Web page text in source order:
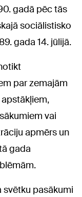
gadā pēc tās
sociālistisko
gada 14. jūlijā.
par zemajām
vai
apmērs un
gada
svētku pasākumi